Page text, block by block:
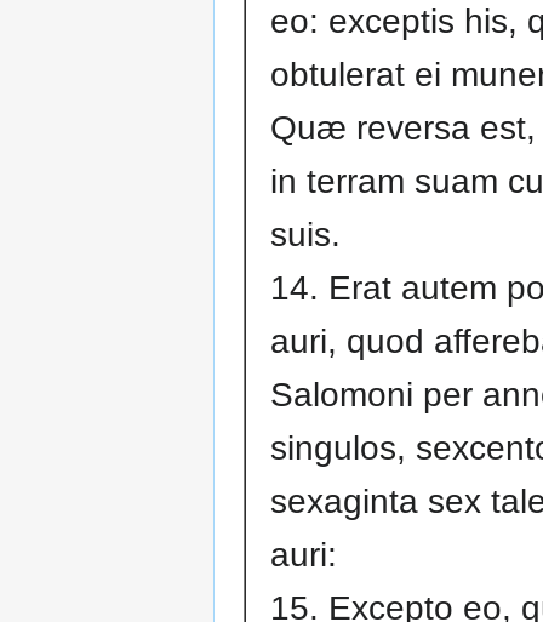
eo: exceptis his,
obtulerat ei
Quæ reversa est,
in terram suam
suis.
14. Erat autem
auri, quod
Salomoni per
singulos,
sexaginta sex
auri:
15. Excepto eo,